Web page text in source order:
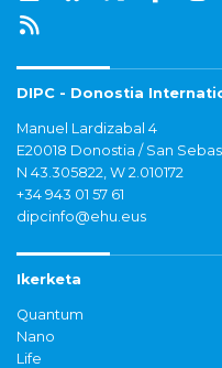
DIPC - Donostia
Manuel Lardizabal 4
E20018 Donostia / San
N 43.305822, W 2.010172
+34 943 01 57 61
dipcinfo@ehu.eus
Ikerketa
Quantum
Nano
Life